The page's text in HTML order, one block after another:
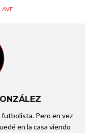
futbolista. Pero en vez
en la casa viendo